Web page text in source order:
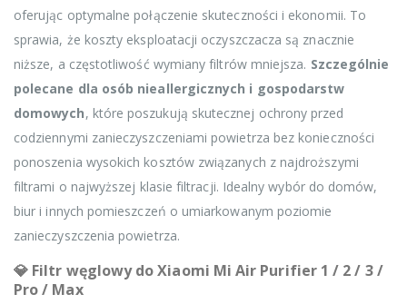
oferując optymalne połączenie skuteczności i ekonomii. To
sprawia, że koszty eksploatacji oczyszczacza są znacznie
niższe, a częstotliwość wymiany filtrów mniejsza. Szczególnie
polecane dla osób nieallergicznych i gospodarstw
domowych, które poszukują skutecznej ochrony przed
codziennymi zanieczyszczeniami powietrza bez konieczności
ponoszenia wysokich kosztów związanych z najdroższymi
filtrami o najwyższej klasie filtracji. Idealny wybór do domów,
biur i innych pomieszczeń o umiarkowanym poziomie
zanieczyszczenia powietrza.
💎 Filtr węglowy do Xiaomi Mi Air Purifier 1 / 2 / 3 /
Pro / Max